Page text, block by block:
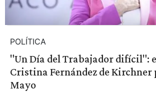
POLÍTICA
"Un Día del Trabajador difícil":
Cristina Fernández de Kirchner
Mayo